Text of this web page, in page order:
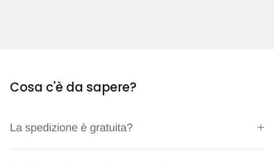
Cosa c'è da sapere?
La spedizione è gratuita?